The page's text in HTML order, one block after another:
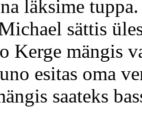
läksime
sättis
Kerge mängis
esitas oma
saateks